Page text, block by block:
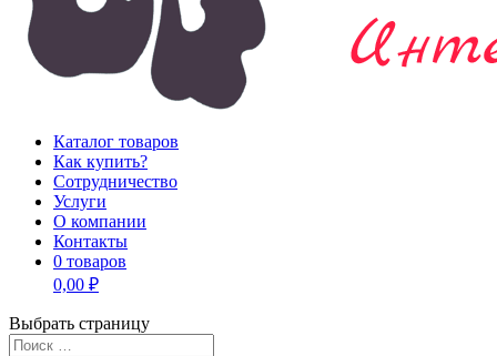
Каталог товаров
Как купить?
Сотрудничество
Услуги
О компании
Контакты
0 товаров
0,00 ₽
Выбрать страницу